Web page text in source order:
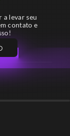
a levar seu
contato e